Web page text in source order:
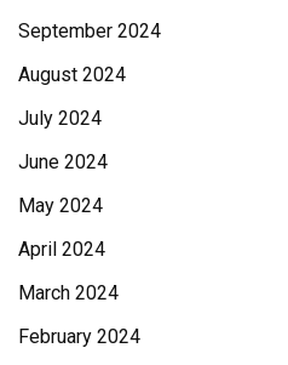
September 2024
August 2024
July 2024
June 2024
May 2024
April 2024
March 2024
February 2024